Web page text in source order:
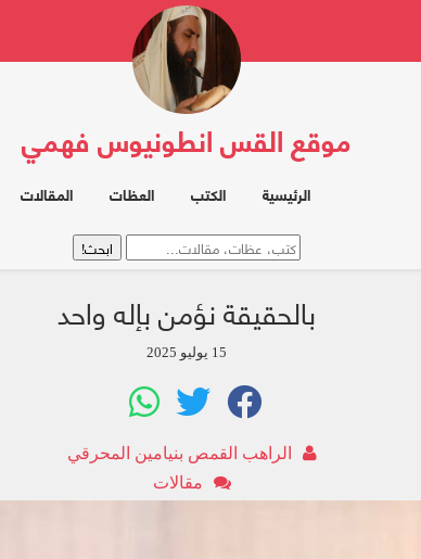
موقع القس انطونيوس فهمي
الرئيسية الكتب العظات المقالات
بالحقيقة نؤمن بإله واحد
15 يوليو 2025
الراهب القمص بنيامين المحرقي
مقالات